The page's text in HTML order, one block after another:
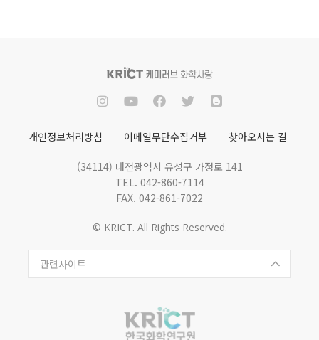
개인정보처리방침 이메일무단수집거부 찾아오시는 길
(34114) 대전광역시 유성구 가정로 141
TEL. 042-860-7114
FAX. 042-861-7022
© KRICT. All Rights Reserved.
관련사이트